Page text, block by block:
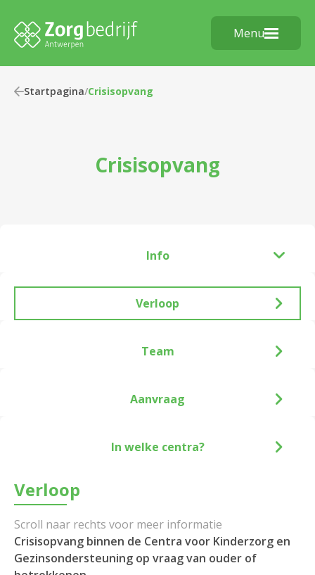
Menu
Startpagina/Crisisopvang
Crisisopvang
Info
Verloop
Verloop
Crisisopvang binnen de Centra voor Kinderzorg en
Gezinsondersteuning op vraag van ouder of
Team
Aanvraag
In welke centra?